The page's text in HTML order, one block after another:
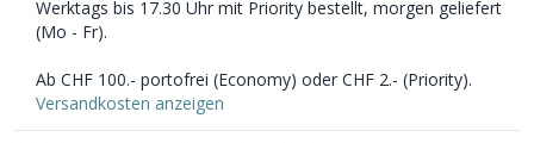
Werktags bis 17.30 Uhr mit Priority bestellt, morgen geliefert
(Mo - Fr).
Ab CHF 100.- portofrei (Economy) oder CHF 2.- (Priority).
Versandkosten anzeigen